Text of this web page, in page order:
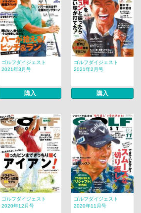
ゴルフダイジェスト
2021年3月号
購入
ゴルフダイジェスト
2021年2月号
購入
ゴルフダイジェスト
2020年12月号
ゴルフダイジェスト
2020年11月号